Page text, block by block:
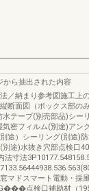
から抽出された内容
／納まり参考図施工上
断面図（ボックス部の
水テープ(別売部品)シー
気密フィルム(別途)アン
別途）シーリング(別途)
別途)水抜き穴部点検口
法寸法
マドスマート電動・採
点検口補助材（